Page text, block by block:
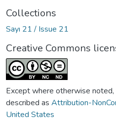
Collections
Sayı 21 / Issue 21
Creative Commons
Except where otherwise
described as Attribution-
United States